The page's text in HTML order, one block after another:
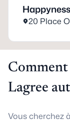
Happyness
20 Place
Lagree
Vous cherchez